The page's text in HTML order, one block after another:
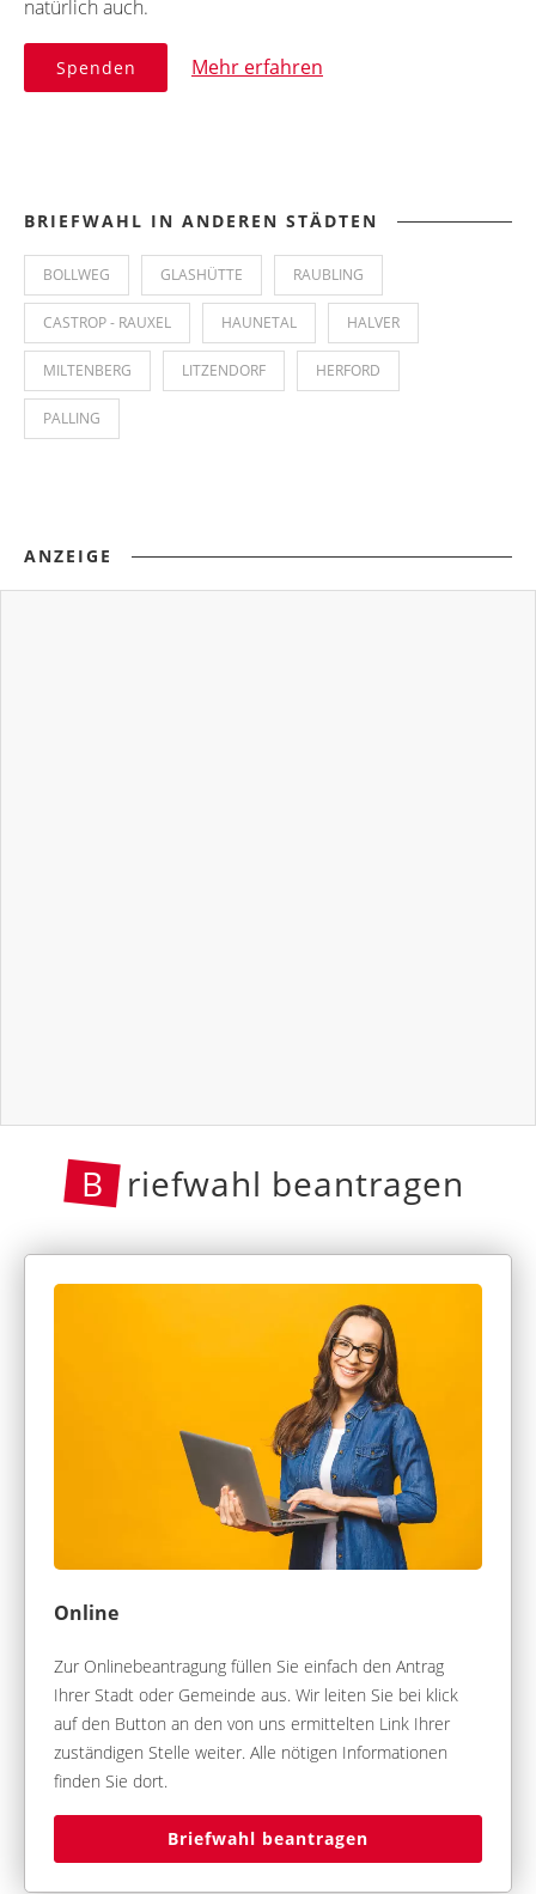
natürlich auch.
Spenden Mehr erfahren
BRIEFWAHL IN ANDEREN STÄDTEN
BOLLWEG GLASHÜTTE RAUBLING
CASTROP - RAUXEL HAUNETAL HALVER
MILTENBERG LITZENDORF HERFORD
PALLING
ANZEIGE
B riefwahl beantragen
Online
Zur Onlinebeantragung füllen Sie einfach den Antrag
Ihrer Stadt oder Gemeinde aus. Wir leiten Sie bei klick
auf den Button an den von uns ermittelten Link Ihrer
zuständigen Stelle weiter. Alle nötigen Informationen
finden Sie dort.
Briefwahl beantragen